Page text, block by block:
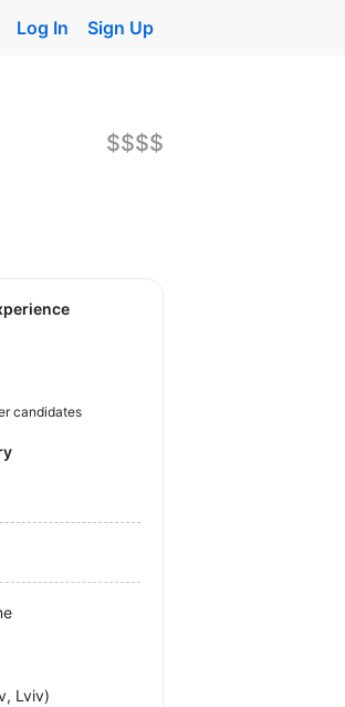
Log In Sign Up
$$$$
candidates
Lviv)